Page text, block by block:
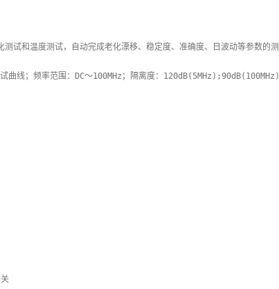
曲线；频率范围：DC～100MHz；隔离度：120dB(5MHz);90dB(100MHz)